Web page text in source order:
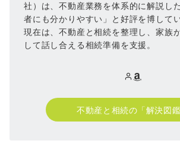
社）は、不動産業務を体系的に解説し
者にも分かりやすい」と好評を博してい
現在は、不動産と相続を整理し、家族
して話し合える相続準備を支援。
不動産と相続の「解決図鑑